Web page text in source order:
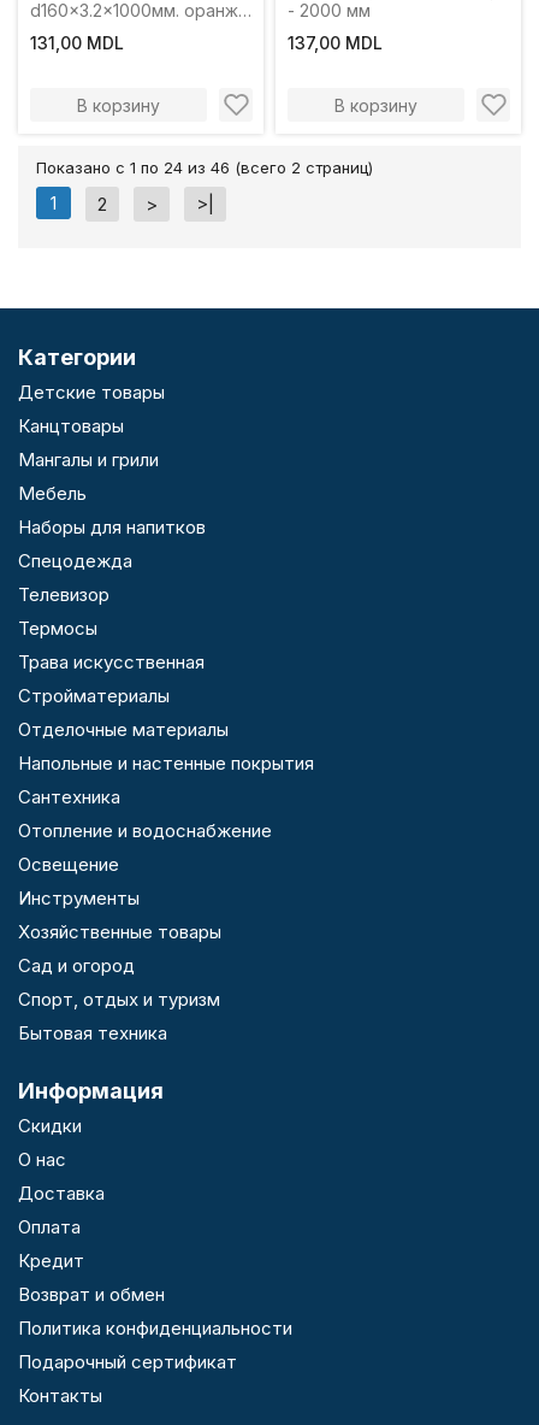
d160x3.2x1000мм. оранж.
131,00 MDL
В корзину
- 2000 мм
137,00 MDL
В корзину
Показано с 1 по 24 из 46 (всего 2 страниц)
1 2 > >|
Категории
Детские товары
Канцтовары
Мангалы и грили
Мебель
Наборы для напитков
Спецодежда
Телевизор
Термосы
Трава искусственная
Стройматериалы
Отделочные материалы
Напольные и настенные покрытия
Сантехника
Отопление и водоснабжение
Освещение
Инструменты
Хозяйственные товары
Сад и огород
Спорт, отдых и туризм
Бытовая техника
Информация
Скидки
О нас
Доставка
Оплата
Кредит
Возврат и обмен
Политика конфиденциальности
Подарочный сертификат
Контакты